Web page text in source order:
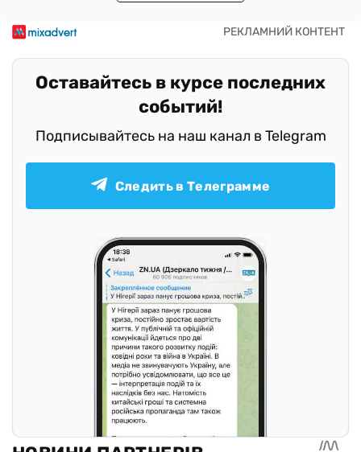
Оставайтесь в курсе последних
событий!
Подписывайтесь на наш канал в Telegram
Следить в Телеграмме